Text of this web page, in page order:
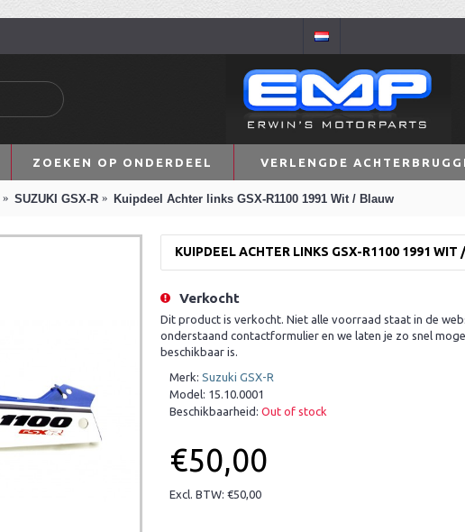
ZOEKEN OP ONDERDEEL VERLENGDE
SUZUKI GSX-R Kuipdeel Achter links GSX-R1100 1991 Wit / Blauw
KUIPDEEL ACHTER LINKS GSX-R1100 1991 WIT
Verkocht
Dit product is verkocht. Niet alle voorraad staat in de
onderstaand contactformulier en we laten je zo snel
beschikbaar is.
Merk: Suzuki GSX-R
Model: 15.10.0001
Beschikbaarheid: Out of stock
€50,00
Excl. BTW: €50,00